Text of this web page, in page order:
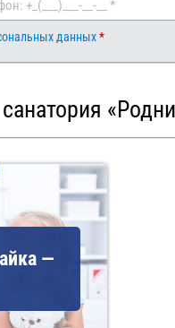
данных
—